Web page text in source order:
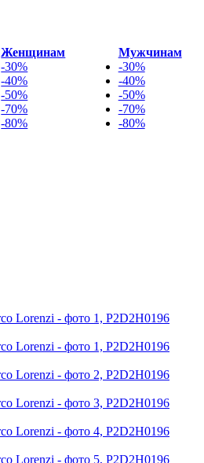
Женщинам
-30%
-40%
-50%
-70%
-80%
Мужчинам
-30%
-40%
-50%
-70%
-80%